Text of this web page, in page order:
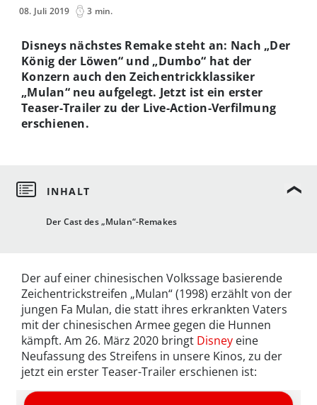
08. Juli 2019 3 min.
Der Cast des „Mulan“-Remakes
Disneys nächstes Remake steht an: Nach „Der
König der Löwen“ und „Dumbo“ hat der
Konzern auch den Zeichentrickklassiker
„Mulan“ neu aufgelegt. Jetzt ist ein erster
Teaser-Trailer zu der Live-Action-Verfilmung
erschienen.
Der auf einer chinesischen Volkssage basierende
Zeichentrickstreifen „Mulan“ (1998) erzählt von der
jungen Fa Mulan, die statt ihres erkrankten Vaters
mit der chinesischen Armee gegen die Hunnen
kämpft. Am 26. März 2020 bringt Disney eine
Neufassung des Streifens in unsere Kinos, zu der
jetzt ein erster Teaser-Trailer erschienen ist: